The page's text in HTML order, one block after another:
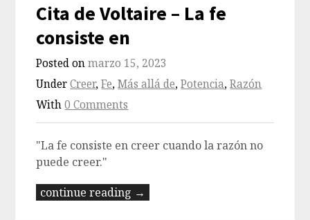
Cita de Voltaire – La fe
consiste en
Posted onmarzo 15, 2023
UnderCreer,Fe,Más allá de,Potencia,Razón
With0 Comments
"La fe consiste en creer cuando la razón no
puede creer."
continue reading →